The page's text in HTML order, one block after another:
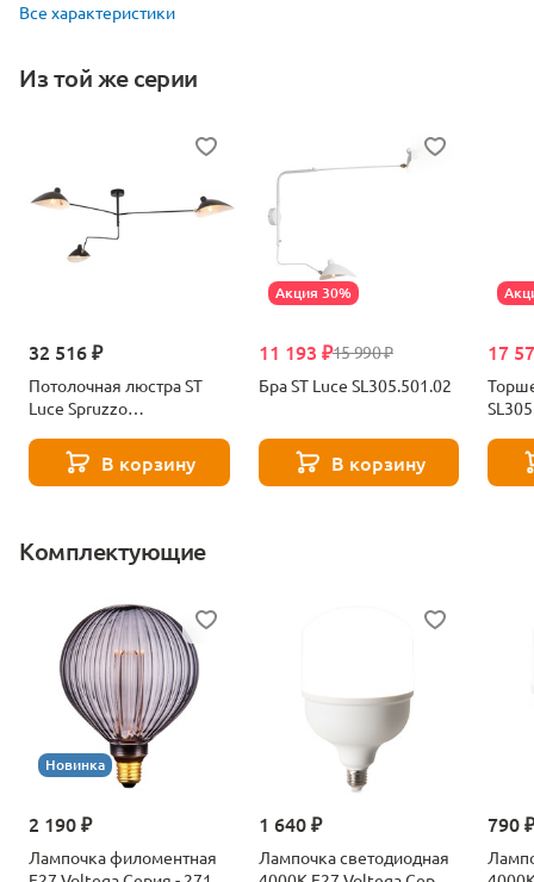
Все характеристики
Из той же серии
32 516 ₽
Потолочная люстра ST
Luce Spruzzo
В корзину
Акция 30%
15 990 ₽
11 193 ₽
Бра ST Luce SL305.501.02
В корзину
17
Комплектующие
Новинка
2 190 ₽
Лампочка филоментная
1 640 ₽
Лампочка светодиодная
790